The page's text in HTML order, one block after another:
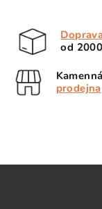
od
Kamenná
prodejna